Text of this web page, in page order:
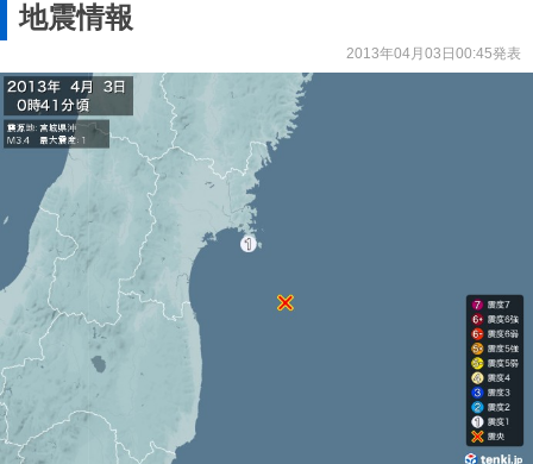
地震情報
2013年04月03日00:45発表